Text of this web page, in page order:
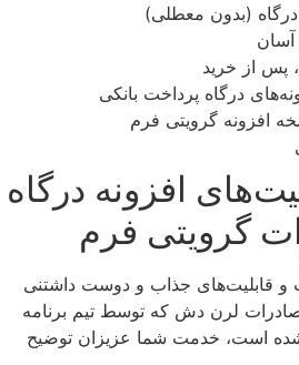
درگاه (بدون معطلی)
پس از خرید
درگاه پرداخت بانکی
افزونه گرویتی فرم
افزونه درگاه
گرویتی فرم
و قابلیت‌های جذاب و دوست داشتنی
صادرات لرن دش که توسط تیم برنامه
شده است، خدمت شما عزیزان توضیح